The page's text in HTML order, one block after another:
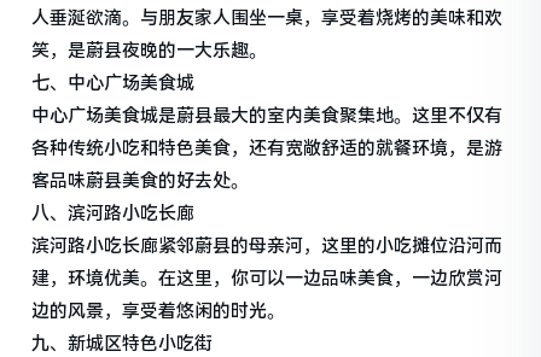
人垂涎欲滴。与朋友家人围坐一桌，享受着烧烤的美味和欢
笑，是蔚县夜晚的一大乐趣。
七、中心广场美食城
中心广场美食城是蔚县最大的室内美食聚集地。这里不仅有
各种传统小吃和特色美食，还有宽敞舒适的就餐环境，是游
客品味蔚县美食的好去处。
八、滨河路小吃长廊
滨河路小吃长廊紧邻蔚县的母亲河，这里的小吃摊位沿河而
建，环境优美。在这里，你可以一边品味美食，一边欣赏河
边的风景，享受着悠闲的时光。
九、新城区特色小吃街